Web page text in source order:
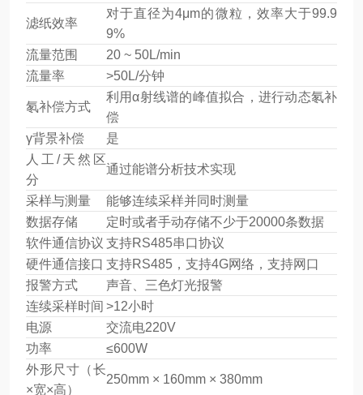
滤纸效率
对于直径为4μm的微粒，效率大于99.9
9%
流量范围
20 ~ 50L/min
流量率
>50L/分钟
氡补偿方式
利用α射线谱的峰值拟合，进行动态氡补
偿
γ背景补偿
是
人工/天然区
分
通过能谱分析技术实现
采样与测量
能够连续采样并同时测量
数据存储
定时或者手动存储不少于20000条数据
软件通信协议 支持RS485串口协议
硬件通信接口 支持RS485，支持4G网络，支持网口
报警方式
声音、三色灯光报警
连续采样时间 >12小时
电源
交流电220V
功率
≤600W
外形尺寸（长
×宽×高）
250mm × 160mm × 380mm